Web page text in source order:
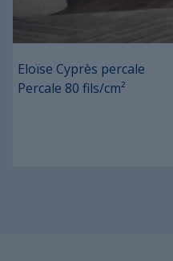
Eloïse Cyprès percale
Percale 80 fils/cm²